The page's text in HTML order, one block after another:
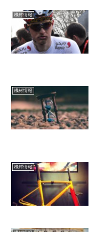
機材情報
機材情報
機材情報